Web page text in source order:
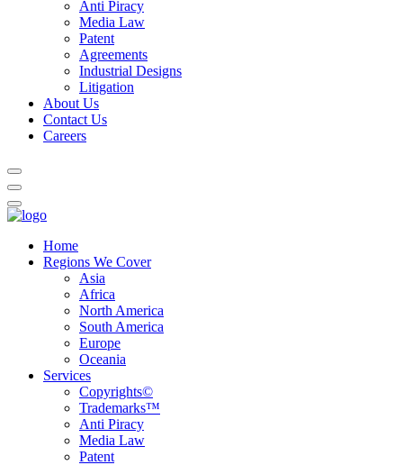
Anti Piracy
Media Law
Patent
Agreements
Industrial Designs
Litigation
About Us
Contact Us
Careers
Home
Regions We Cover
Asia
Africa
North America
South America
Europe
Oceania
Services
Copyrights©
Trademarks™
Anti Piracy
Media Law
Patent